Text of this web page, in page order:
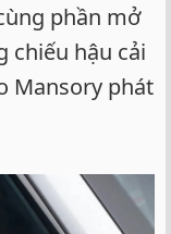
phần mở
chiếu hậu cải
Mansory phát